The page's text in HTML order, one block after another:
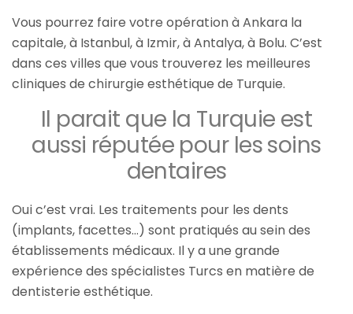
Vous pourrez faire votre opération à Ankara la
capitale, à Istanbul, à Izmir, à Antalya, à Bolu. C’est
dans ces villes que vous trouverez les meilleures
cliniques de chirurgie esthétique de Turquie.
Il parait que la Turquie est
aussi réputée pour les soins
dentaires
Oui c’est vrai. Les traitements pour les dents
(implants, facettes…) sont pratiqués au sein des
établissements médicaux. Il y a une grande
expérience des spécialistes Turcs en matière de
dentisterie esthétique.